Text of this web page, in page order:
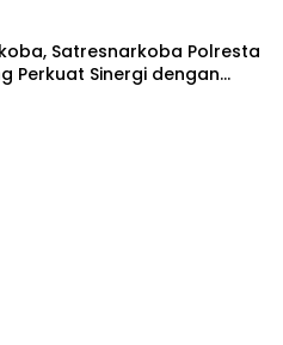
Satresnarkoba Polresta
Perkuat Sinergi dengan